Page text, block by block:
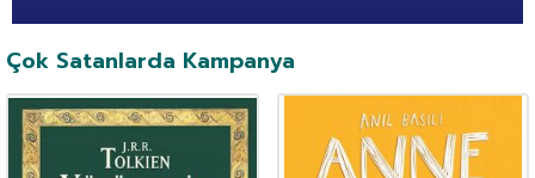
Çok Satanlarda Kampanya